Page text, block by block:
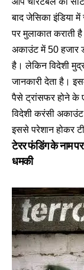
बाद जेसिका इंडिया
पर मुलाकात कराती
अकाउंट में 50 हजार
है। लेकिन विदेशी
जानकारी देता है।
पैसे ट्रांसफर होने के
विदेशी करंसी
इससे परेशान होकर
टेरर फंडिंग के नाम
धमकी